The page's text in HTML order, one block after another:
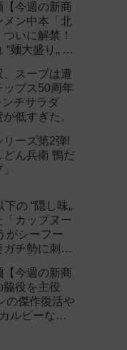
今週の新商
メン中本「北
いに解禁！
“麺大盛り„ シ
スープは遭
ップス50周年
ンチサラダ
低すぎた。
リーズ第2弾!
どん兵衛 鴨だ
の “隠し味„
「カップヌー
がシーフー
ガチ勢に刺さ
今週の新商
脇役を主役
の傑作復活や
ルビーなど